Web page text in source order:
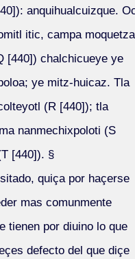
anquihualcuizque.
itic, campa moquetza
[440]) chalchicueye ye
ye mitz-huicaz. Tla
(R [440]); tla
nanmechixpoloti (S
[440]). §
quiça por haçerse
mas comunmente
tienen por diuino lo que
defecto del que diçe